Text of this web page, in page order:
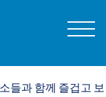
Menu
들과 함께 즐겁고 보